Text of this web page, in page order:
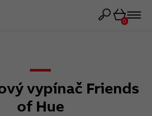
Košík
0
vypínač Friends
of Hue